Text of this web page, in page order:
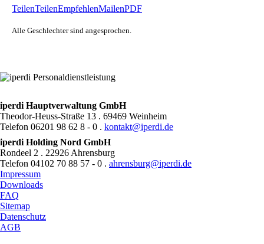
TeilenTeilenEmpfehlenMailenPDF
Alle Geschlechter sind angesprochen.
iperdi Hauptverwaltung GmbH
Theodor-Heuss-Straße 13 . 69469 Weinheim
Telefon 06201 98 62 8 - 0 . kontakt@iperdi.de
iperdi Holding Nord GmbH
Rondeel 2 . 22926 Ahrensburg
Telefon 04102 70 88 57 - 0 . ahrensburg@iperdi.de
Impressum
Downloads
FAQ
Sitemap
Datenschutz
AGB